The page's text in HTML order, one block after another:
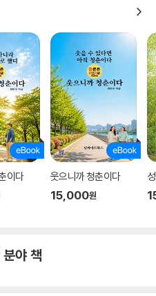
하지도 못한다. 은총을 가르치거
현하거나 좌절시키는 것도 인간이
의 몫이다. 결국 정의를 바로 세우
사고가 공정함을 좇는 열정과 만
정의를 이룰 수 있다는 것이 바라라
수조건이다.
은 사법의 주요 개념들이 기본적으로
으로 쓰이는 듯한 현실에서 정의의
지냐에 따라 달라지고 있는 듯하다.
는 것, 법은 정치적 무기가 아니라
이다 웃으니까 청춘이다
15,000원
야 책